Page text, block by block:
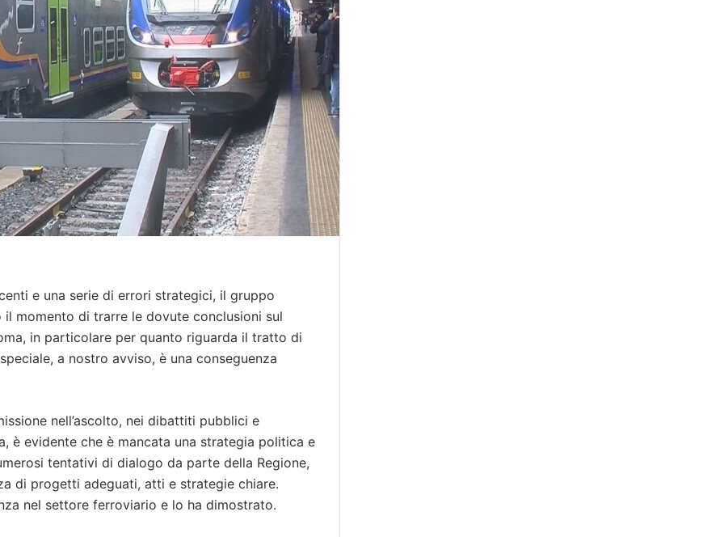
e una serie di errori strategici, il gruppo
momento di trarre le dovute conclusioni sul
in particolare per quanto riguarda il tratto di
a nostro avviso, è una conseguenza
nell’ascolto, nei dibattiti pubblici e
è evidente che è mancata una strategia politica e
tentativi di dialogo da parte della Regione,
di progetti adeguati, atti e strategie chiare.
nel settore ferroviario e lo ha dimostrato.